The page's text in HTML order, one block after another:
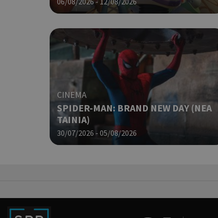
CINEMA
SPIDER-MAN: BRAND NEW DAY (ΝΕΑ
ΤΑΙΝΙΑ)
30/07/2026 - 05/08/2026
PHPSESSID